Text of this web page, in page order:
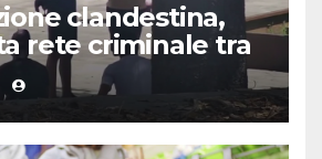
clandestina,
rete criminale tra
e Francia